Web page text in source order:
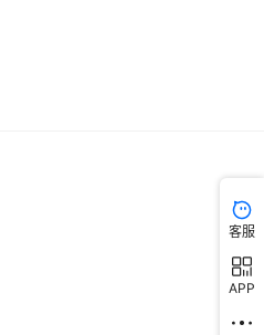
客服
APP